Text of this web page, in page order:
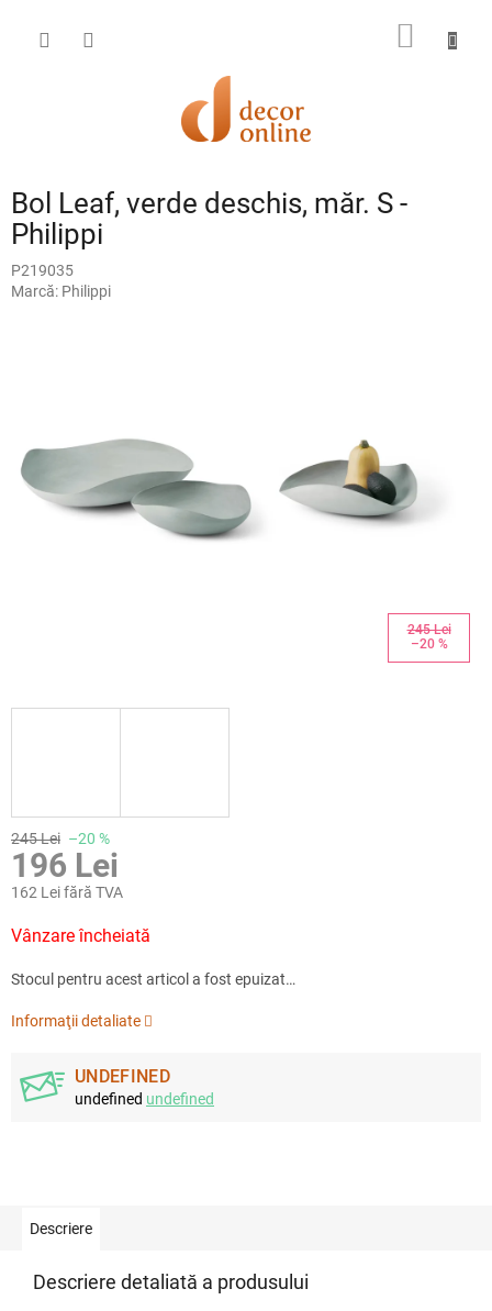
conținut
COŞ
Bol Leaf, verde deschis, măr. S -
Philippi
P219035
Marcă: Philippi
245 Lei
–20 %
245 Lei –20 %
196 Lei
162 Lei fără TVA
preţ:
Vânzare încheiată
Stocul pentru acest articol a fost epuizat…
Informaţii detaliate
UNDEFINED
undefined undefined
Descriere
Descriere detaliată a produsului